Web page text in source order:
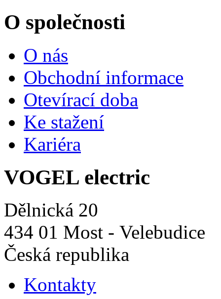
O společnosti
O nás
Obchodní informace
Otevírací doba
Ke stažení
Kariéra
VOGEL electric
Dělnická 20
434 01 Most - Velebudice
Česká republika
Kontakty